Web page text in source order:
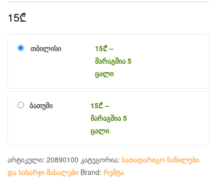
15₾
თბილისი 15₾–
მარაგშია 5
ცალი
ბათუმი 15₾–
მარაგშია 5
ცალი
არტიკული: 20890100 კატეგორია: სათადარიგო ნაწილები
და სახარჯი მასალები Brand: რემტა